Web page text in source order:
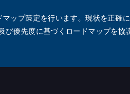
脆弱性管理コンサルティング
簡易アセスメントサービス「クイッ
ップ策定を行います。現状を正確
優先度に基づくロードマップを協